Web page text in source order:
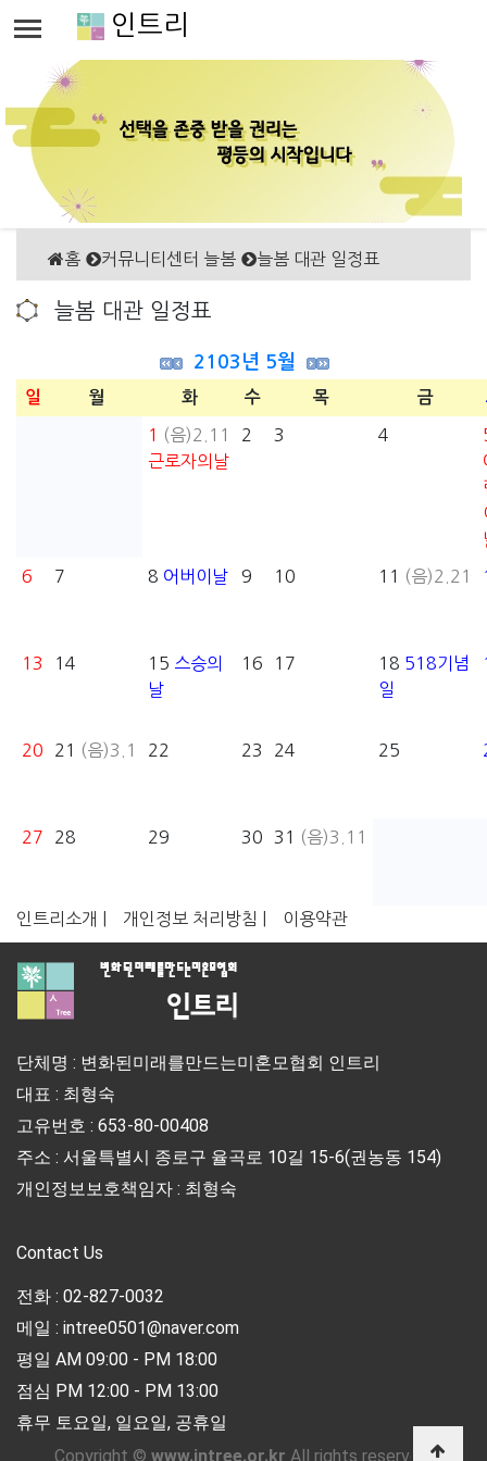
인트리
홈 커뮤니티센터 늘봄 늘봄 대관 일정표
늘봄 대관 일정표
2103년 5월
일 월 화 수 목 금
1
(음)2.11
근로자의날
2 3 4
6 7 8 어버이날 9 10 11 (음)2.21
13 14 15 스승의
날
16 17 18 518기념
일
20 21 (음)3.1 22 23 24 25
27 28 29 30 31 (음)3.11
인트리소개 | 개인정보 처리방침 | 이용약관
단체명 : 변화된미래를만드는미혼모협회 인트리
대표 : 최형숙
고유번호 : 653-80-00408
주소 : 서울특별시 종로구 율곡로 10길 15-6(권농동 154)
개인정보보호책임자 : 최형숙
Contact Us
전화 : 02-827-0032
메일 : intree0501@naver.com
평일 AM 09:00 - PM 18:00
점심 PM 12:00 - PM 13:00
휴무 토요일, 일요일, 공휴일
Copyright © www.intree.or.kr All rights reserved.